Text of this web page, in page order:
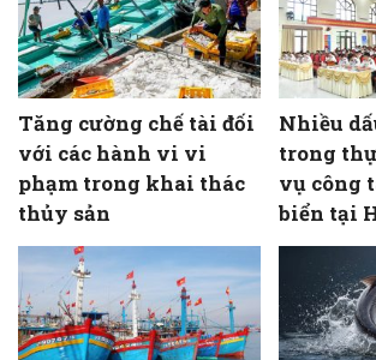
Tăng cường chế tài đối
với các hành vi vi
phạm trong khai thác
thủy sản
Nhiều
trong
vụ công
biển tại